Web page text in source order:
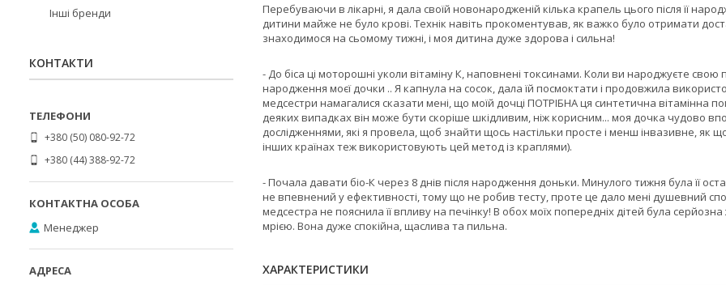
Перебуваючи в лікарні, я дала своїй новонародженій кілька крапель цього після її
дитини майже не було крові. Технік навіть прокоментував, як важко було отримати
знаходимося на сьомому тижні, і моя дитина дуже здорова і сильна!
- До біса ці моторошні уколи вітаміну К, наповнені токсинами. Коли ви народжуєте
народження моєї дочки .. Я капнула на сосок, дала їй посмоктати і продовжила
медсестри намагалися сказати мені, що моїй дочці ПОТРІБНА ця синтетична вітамінна
деяких випадках він може бути скоріше шкідливим, ніж корисним... моя дочка чудово
дослідженнями, які я провела, щоб знайти щось настільки просте і менш інвазивне, як
інших країнах теж використовують цей метод із краплями).
- Почала давати біо-К через 8 днів після народження доньки. Минулого тижня була її
не впевнений у ефективності, тому що не робив тесту, проте це дало мені душевний
медсестра не пояснила її впливу на печінку! В обох моїх попередніх дітей була
мрією. Вона дуже спокійна, щаслива та пильна.
ХАРАКТЕРИСТИКИ
Інші бренди
КОНТАКТИ
+380 (50) 080-92-72
+380 (44) 388-92-72
Менеджер